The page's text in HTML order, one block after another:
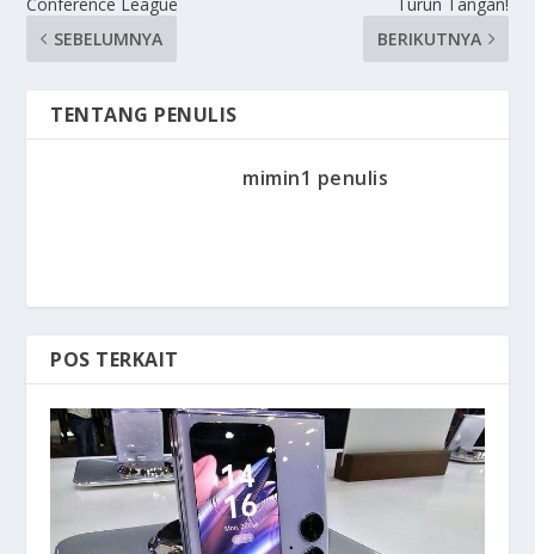
SEBELUMNYA
BERIKUTNYA
TENTANG PENULIS
mimin1 penulis
POS TERKAIT